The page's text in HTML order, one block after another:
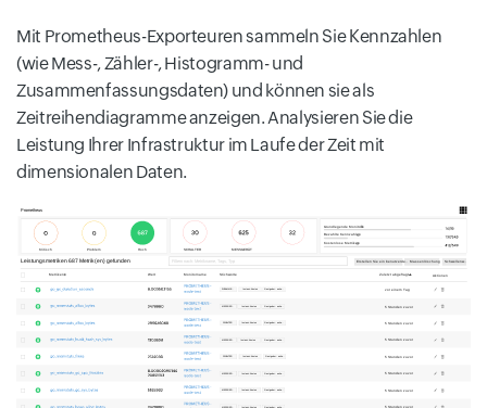
Mit Prometheus-Exporteuren sammeln Sie Kennzahlen
(wie Mess-, Zähler-, Histogramm- und
Zusammenfassungsdaten) und können sie als
Zeitreihendiagramme anzeigen. Analysieren Sie die
Leistung Ihrer Infrastruktur im Laufe der Zeit mit
dimensionalen Daten.